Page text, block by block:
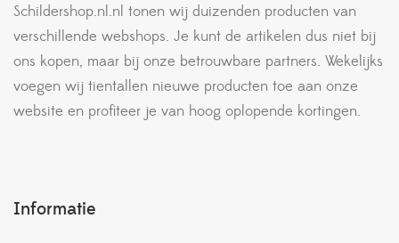
Schildershop.nl.nl tonen wij duizenden producten van
verschillende webshops. Je kunt de artikelen dus niet bij
ons kopen, maar bij onze betrouwbare partners. Wekelijks
voegen wij tientallen nieuwe producten toe aan onze
website en profiteer je van hoog oplopende kortingen.
Informatie